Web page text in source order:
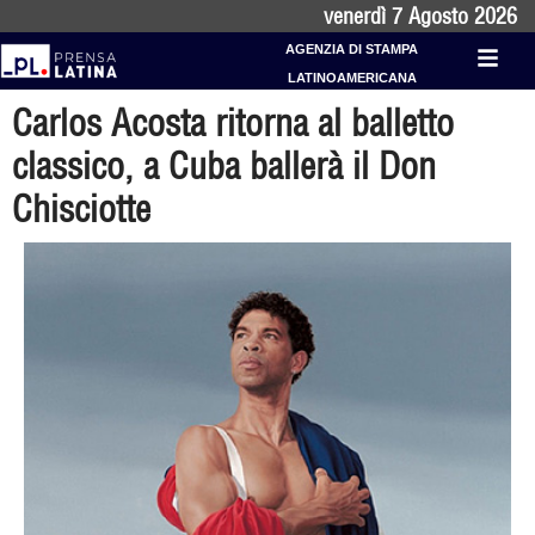
venerdì 7 Agosto 2026
AGENZIA DI STAMPA
LATINOAMERICANA
Carlos Acosta ritorna al balletto
classico, a Cuba ballerà il Don
Chisciotte